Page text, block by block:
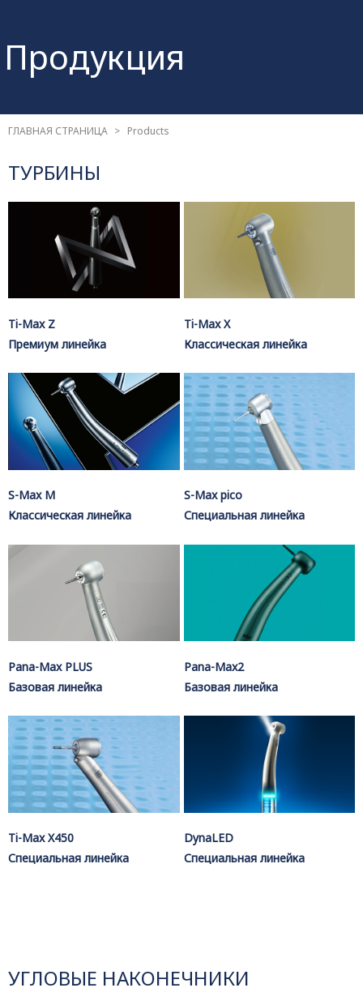
Продукция
ГЛАВНАЯ СТРАНИЦА Products
ТУРБИНЫ
Ti-Max Z
Премиум линейка
Ti-Max X
Классическая линейка
S-Max M
Классическая линейка
S-Max pico
Специальная линейка
Pana-Max PLUS
Базовая линейка
Pana-Max2
Базовая линейка
Ti-Max X450
Специальная линейка
DynaLED
Специальная линейка
УГЛОВЫЕ НАКОНЕЧНИКИ